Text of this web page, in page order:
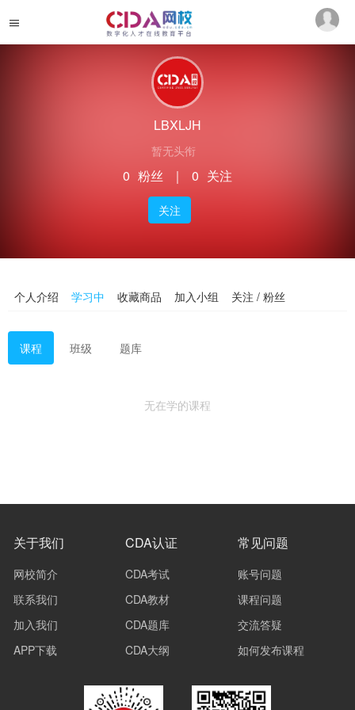
LBXLJH
暂无头衔
0 粉丝 ｜ 0 关注
关注
个人介绍 学习中 收藏商品 加入小组 关注 / 粉丝
课程 班级 题库
无在学的课程
关于我们
网校简介
联系我们
加入我们
APP下载
CDA认证
CDA考试
CDA教材
CDA题库
CDA大纲
常见问题
账号问题
课程问题
交流答疑
如何发布课程